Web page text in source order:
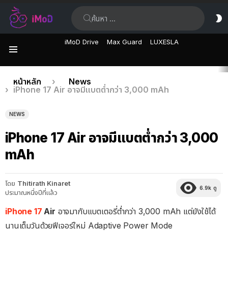
iMoD Drive Max Guard LUXESLA
เรื่อง
ล่าสุด
คุณอยู่ที่นี่:
หน้าหลัก
News
iPhone 17 Air อาจมีแบตต่ำกว่า 3,000 mAh
NEWS
iPhone 17 Air อาจมีแบตต่ำกว่า 3,000
mAh
โดย Thitirath Kinaret
ประมาณหนึ่งปีที่แล้ว
6.9k ดู
iPhone 17 Air อาจมากับแบตเตอรี่ต่ำกว่า 3,000 mAh แต่ยังใช้ได้
นานเต็มวันด้วยฟีเจอร์ใหม่ Adaptive Power Mode